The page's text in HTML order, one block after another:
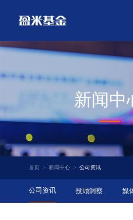
新闻中
首页 > 新闻中心 > 公司资讯
公司资讯 投顾洞察 媒